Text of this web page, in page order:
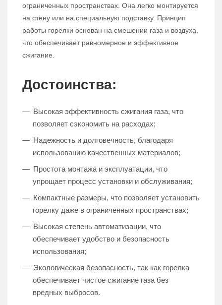
ограниченных пространствах. Она легко монтируется
на стену или на специальную подставку. Принцип
работы горелки основан на смешении газа и воздуха,
что обеспечивает равномерное и эффективное
сжигание.
Достоинства:
Высокая эффективность сжигания газа, что
позволяет сэкономить на расходах;
Надежность и долговечность, благодаря
использованию качественных материалов;
Простота монтажа и эксплуатации, что
упрощает процесс установки и обслуживания;
Компактные размеры, что позволяет установить
горелку даже в ограниченных пространствах;
Высокая степень автоматизации, что
обеспечивает удобство и безопасность
использования;
Экологическая безопасность, так как горелка
обеспечивает чистое сжигание газа без
вредных выбросов.